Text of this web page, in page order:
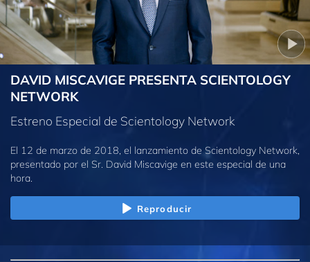
DAVID MISCAVIGE PRESENTA SCIENTOLOGY
NETWORK
Estreno Especial de Scientology Network
El 12 de marzo de 2018, el lanzamiento de Scientology Network,
presentado por el Sr. David Miscavige en este especial de una
hora.
Reproducir